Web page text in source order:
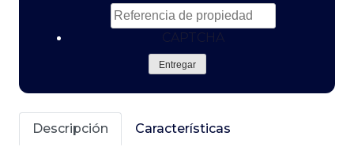
CAPTCHA
Entregar
Descripción Características